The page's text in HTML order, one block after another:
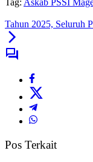
Tag: Askab PSSI
Tahun 2025, Seluruh
Pos Terkait